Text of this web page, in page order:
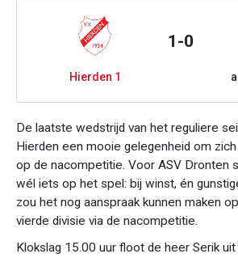
Hierden 1
1-0
De laatste wedstrijd van het reguliere
Hierden een mooie gelegenheid om
op de nacompetitie. Voor ASV Dronten
wél iets op het spel: bij winst, én
zou het nog aanspraak kunnen maken
vierde divisie via de nacompetitie.
Klokslag 15.00 uur floot de heer Serik